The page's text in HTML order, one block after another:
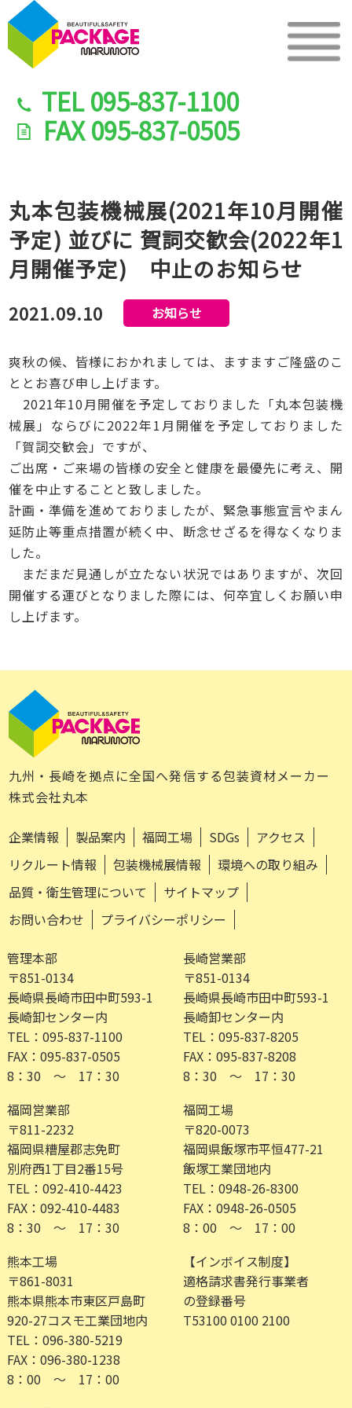
TEL095-837-1100
FAX095-837-0505
丸本包装機械展(2021年10月開催
予定) 並びに 賀詞交歓会(2022年1
月開催予定) 中止のお知らせ
2021.09.10 お知らせ
爽秋の候、皆様におかれましては、ますますご隆盛のこ
ととお喜び申し上げます。
2021年10月開催を予定しておりました「丸本包装機
械展」ならびに2022年1月開催を予定しておりました
「賀詞交歓会」ですが、
ご出席・ご来場の皆様の安全と健康を最優先に考え、開
催を中止することと致しました。
計画・準備を進めておりましたが、緊急事態宣言やまん
延防止等重点措置が続く中、断念せざるを得なくなりま
した。
まだまだ見通しが立たない状況ではありますが、次回
開催する運びとなりました際には、何卒宜しくお願い申
し上げます。
九州・長崎を拠点に全国へ発信する包装資材メーカー
株式会社丸本
企業情報 製品案内 福岡工場 SDGs
アクセス
リクルート情報
包装機械展情報
環境への取り組み
品質・衛生管理について
サイトマップ
お問い合わせ
プライバシーポリシー
管理本部
〒851-0134
長崎県長崎市田中町593-1
長崎卸センター内
TEL：095-837-1100
FAX：095-837-0505
8：30 ～ 17：30
長崎営業部
〒851-0134
長崎県長崎市田中町593-1
長崎卸センター内
TEL：095-837-8205
FAX：095-837-8208
8：30 ～ 17：30
福岡営業部
〒811-2232
福岡県糟屋郡志免町
別府西1丁目2番15号
TEL：092-410-4423
FAX：092-410-4483
8：30 ～ 17：30
福岡工場
〒820-0073
福岡県飯塚市平恒477-21
飯塚工業団地内
TEL：0948-26-8300
FAX：0948-26-0505
8：00 ～ 17：00
熊本工場
〒861-8031
熊本県熊本市東区戸島町
920-27コスモ工業団地内
TEL：096-380-5219
FAX：096-380-1238
8：00 ～ 17：00
【インボイス制度】
適格請求書発行事業者
の登録番号
T53100 0100 2100